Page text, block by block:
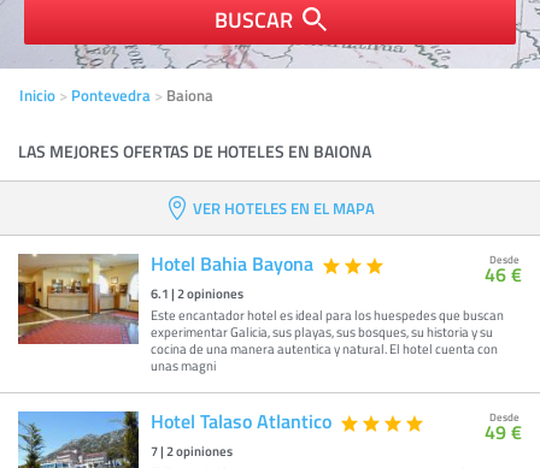
BUSCAR
Inicio Pontevedra Baiona
LAS MEJORES OFERTAS DE HOTELES EN BAIONA
VER HOTELES EN EL MAPA
Hotel Bahia Bayona
6.1|2opiniones
Este encantador hotel es ideal para los huespedes que buscan
experimentar Galicia, sus playas, sus bosques, su historia y su
cocina de una manera autentica y natural. El hotel cuenta con
unas magni
Desde
46 €
Hotel Talaso Atlantico
7|2opiniones
Desde
49 €